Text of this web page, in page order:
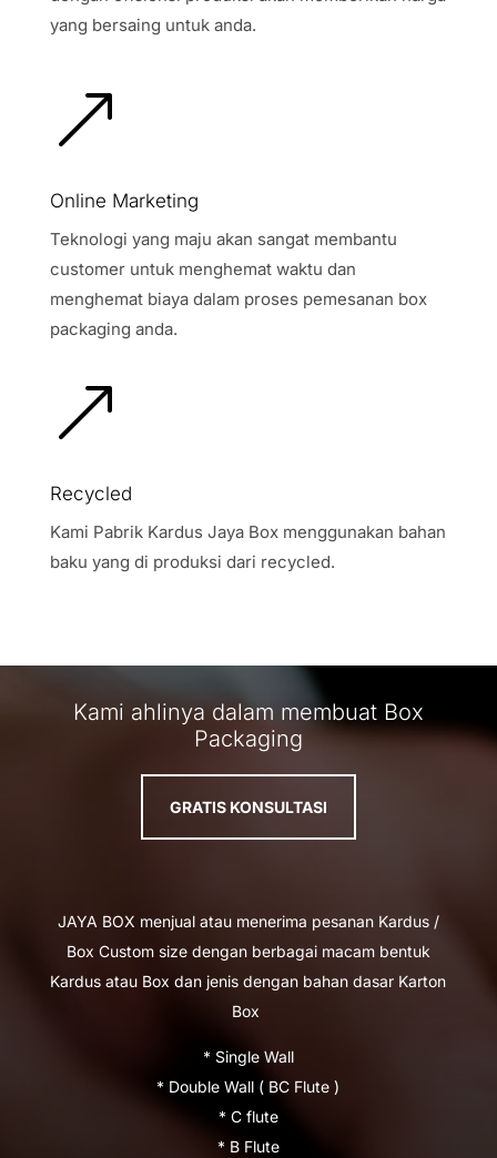
yang bersaing untuk anda.
&
Online Marketing
Teknologi yang maju akan sangat membantu
customer untuk menghemat waktu dan
menghemat biaya dalam proses pemesanan box
packaging anda.
&
Recycled
Kami Pabrik Kardus Jaya Box menggunakan bahan
baku yang di produksi dari recycled.
Kami ahlinya dalam membuat Box
Packaging
GRATIS KONSULTASI
JAYA BOX menjual atau menerima pesanan Kardus /
Box Custom size dengan berbagai macam bentuk
Kardus atau Box dan jenis dengan bahan dasar Karton
Box
* Single Wall
* Double Wall ( BC Flute )
* C flute
* B Flute